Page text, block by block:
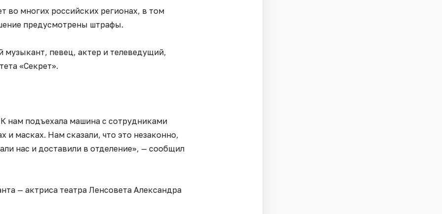
во многих российских регионах, в том
предусмотрены штрафы.
певец, актер и телеведущий,
«Секрет».
нам подъехала машина с сотрудниками
и масках. Нам сказали, что это незаконно,
нас и доставили в отделение», — сообщил
— актриса театра Ленсовета Александра